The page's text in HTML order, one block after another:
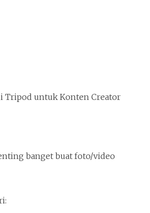
Tripod untuk Konten Creator
banget buat foto/video